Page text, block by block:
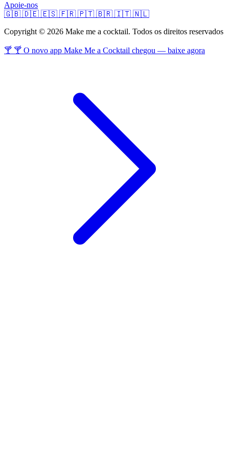
Apoie-nos
🇬🇧 🇩🇪 🇪🇸 🇫🇷 🇵🇹 🇧🇷 🇮🇹 🇳🇱
Copyright © 2026 Make me a cocktail. Todos os direitos reservados
🍸 🍸 O novo app Make Me a Cocktail chegou — baixe agora